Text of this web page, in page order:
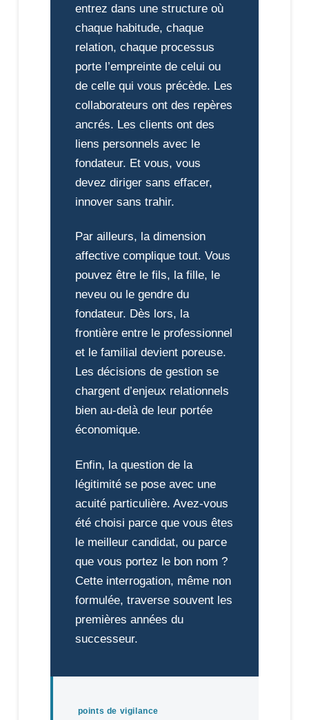
entrez dans une structure où
chaque habitude, chaque
relation, chaque processus
porte l’empreinte de celui ou
de celle qui vous précède. Les
collaborateurs ont des repères
ancrés. Les clients ont des
liens personnels avec le
fondateur. Et vous, vous
devez diriger sans effacer,
innover sans trahir.
Par ailleurs, la dimension
affective complique tout. Vous
pouvez être le fils, la fille, le
neveu ou le gendre du
fondateur. Dès lors, la
frontière entre le professionnel
et le familial devient poreuse.
Les décisions de gestion se
chargent d’enjeux relationnels
bien au-delà de leur portée
économique.
Enfin, la question de la
légitimité se pose avec une
acuité particulière. Avez-vous
été choisi parce que vous êtes
le meilleur candidat, ou parce
que vous portez le bon nom ?
Cette interrogation, même non
formulée, traverse souvent les
premières années du
successeur.
points de vigilance